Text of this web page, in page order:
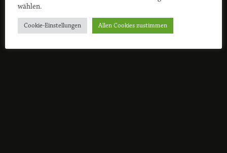
wählen.
Cookie-Einstellungen Allen Cookies zustimmen